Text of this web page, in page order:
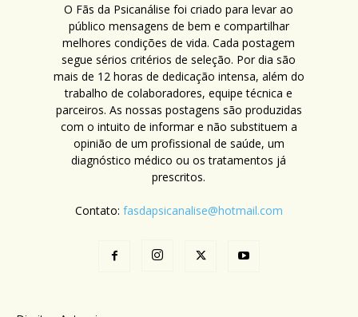
O Fãs da Psicanálise foi criado para levar ao
público mensagens de bem e compartilhar
melhores condições de vida. Cada postagem
segue sérios critérios de seleção. Por dia são
mais de 12 horas de dedicação intensa, além do
trabalho de colaboradores, equipe técnica e
parceiros. As nossas postagens são produzidas
com o intuito de informar e não substituem a
opinião de um profissional de saúde, um
diagnóstico médico ou os tratamentos já
prescritos.
Contato: fasdapsicanalise@hotmail.com